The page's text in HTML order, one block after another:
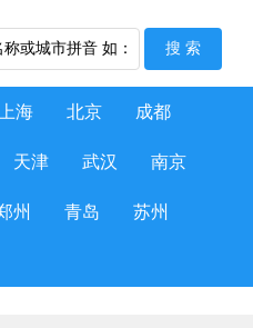
上海 北京 成都
天津 武汉 南京
州 青岛 苏州